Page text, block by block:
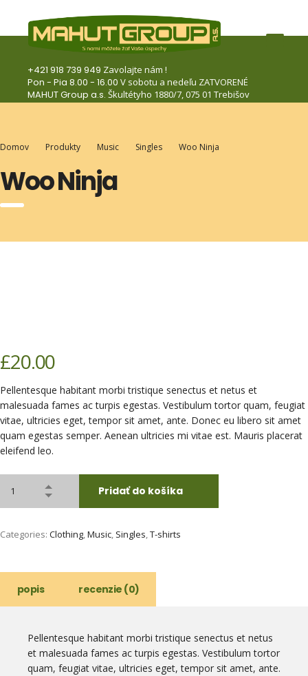
+421 918 739 949 Zavolajte nám !
Pon - Pia 8.00 - 16.00 V sobotu a nedeľu ZATVORENÉ
MAHUT Group a.s. Škultétyho 1880/7, 075 01 Trebišov
Domov Produkty Music Singles Woo Ninja
Woo Ninja
£20.00
Pellentesque habitant morbi tristique senectus et netus et
malesuada fames ac turpis egestas. Vestibulum tortor quam, feugiat
vitae, ultricies eget, tempor sit amet, ante. Donec eu libero sit amet
quam egestas semper. Aenean ultricies mi vitae est. Mauris placerat
eleifend leo.
Pridať do košíka
Categories: Clothing,Music, Singles,T-shirts
popis recenzie (0)
Pellentesque habitant morbi tristique senectus et netus
et malesuada fames ac turpis egestas. Vestibulum tortor
quam, feugiat vitae, ultricies eget, tempor sit amet, ante.